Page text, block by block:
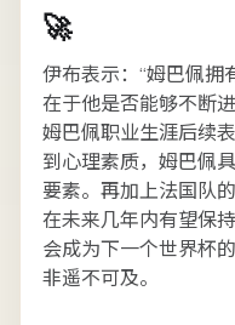
🚀
伊布表示：“姆巴佩拥
在于他是否能够不断
姆巴佩职业生涯后续
到心理素质，姆巴佩
要素。再加上法国队
在未来几年内有望保
会成为下一个世界杯
非遥不可及。